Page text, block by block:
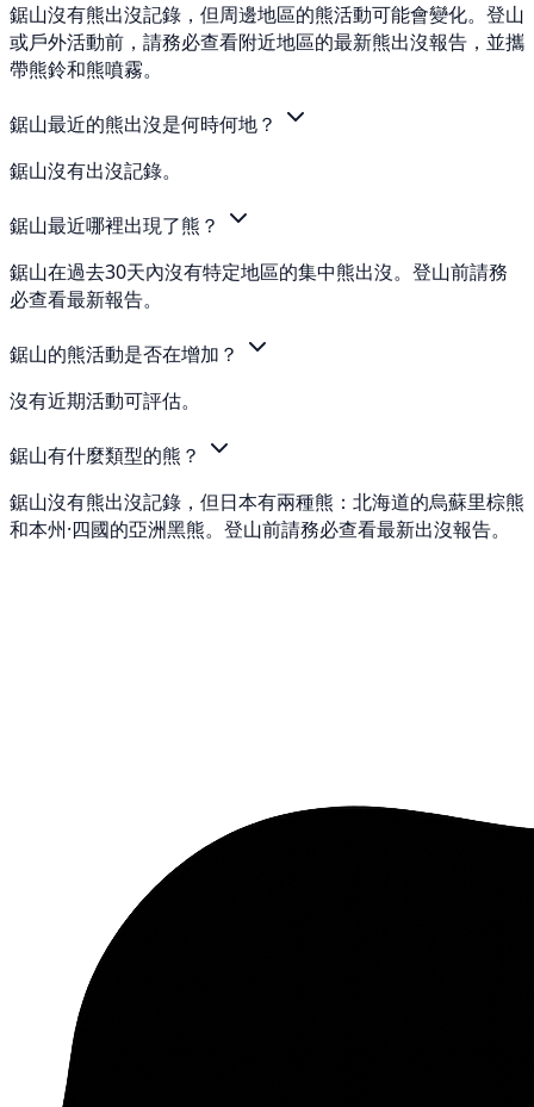
鋸山沒有熊出沒記錄，但周邊地區的熊活動可能會變化。登山
或戶外活動前，請務必查看附近地區的最新熊出沒報告，並攜
帶熊鈴和熊噴霧。
鋸山最近的熊出沒是何時何地？
鋸山沒有出沒記錄。
鋸山最近哪裡出現了熊？
鋸山在過去30天內沒有特定地區的集中熊出沒。登山前請務
必查看最新報告。
鋸山的熊活動是否在增加？
沒有近期活動可評估。
鋸山有什麼類型的熊？
鋸山沒有熊出沒記錄，但日本有兩種熊：北海道的烏蘇里棕熊
和本州·四國的亞洲黑熊。登山前請務必查看最新出沒報告。